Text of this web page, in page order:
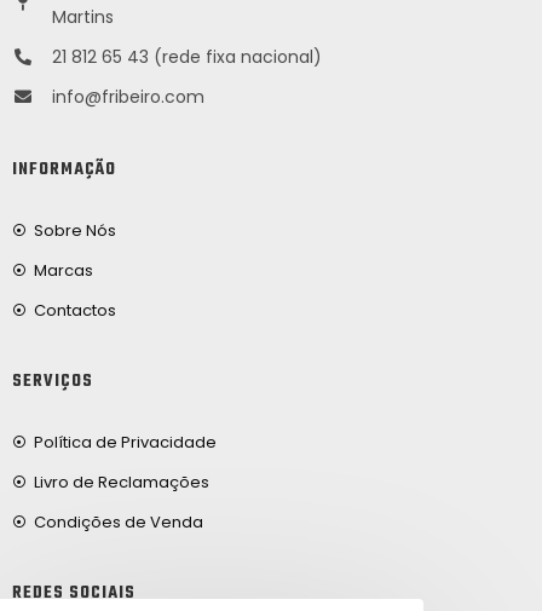
Martins
21 812 65 43 (rede fixa nacional)
info@fribeiro.com
INFORMAÇÃO
Sobre Nós
Marcas
Contactos
SERVIÇOS
Política de Privacidade
Livro de Reclamações
Condições de Venda
REDES SOCIAIS